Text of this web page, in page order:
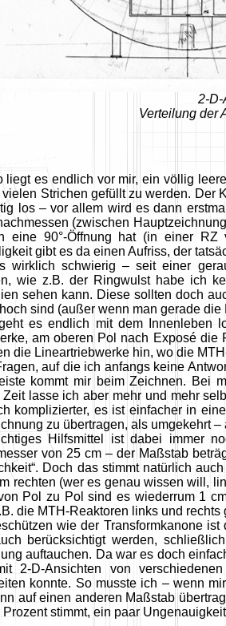
2-D-
Verteilung der
liegt es endlich vor mir, ein völlig
Strichen gefüllt zu werden. Der
los – vor allem wird es dann
(zwischen
eine 90°-Öffnung hat (in einer
gibt es da einen Aufriss, der
wirklich schwierig – seit einer
wie z.B. der Ringwulst habe ich
sehen kann. Diese sollten doch
sind (außer wenn man gerade die
es endlich mit dem Innenleben
am oberen Pol nach Exposé
die Lineartriebwerke hin, wo die
auf die ich anfangs keine
kommt mir beim Zeichnen. Bei
Zeit lasse ich aber mehr und mehr
komplizierter, es ist einfacher in
zu übertragen, als umgekehrt
Hilfsmittel ist dabei immer
von 25 cm – der Maßstab
Doch das stimmt natürlich
rechten (wer es genau wissen will,
Pol zu Pol sind es wiederrum 1
die MTH-Reaktoren links und
wie der Transformkanone
berücksichtigt werden,
auftauchen. Da war es doch
2-D-Ansichten von
konnte. So musste ich – wenn
auf einen anderen Maßstab
Prozent stimmt, ein paar